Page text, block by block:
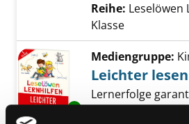
Reihe: Leselöwen
Klasse
Exemplar-Details von
Mediengruppe:
Leichter lesen
Lernerfolge